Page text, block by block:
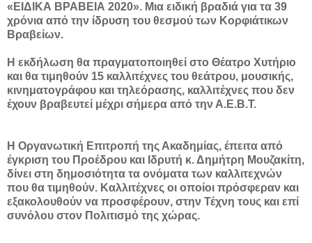
«ΕΙΔΙΚΑ ΒΡΑΒΕΙΑ 2020». Μια ειδική βραδιά για τα 39
χρόνια από την ίδρυση του θεσμού των Κορφιάτικων
Βραβείων.
Η εκδήλωση θα πραγματοποιηθεί στο Θέατρο Χυτήριο
και θα τιμηθούν 15 καλλιτέχνες του θεάτρου, μουσικής,
κινηματογράφου και τηλεόρασης, καλλιτέχνες που δεν
έχουν βραβευτεί μέχρι σήμερα από την Α.Ε.Β.Τ.
Η Οργανωτική Επιτροπή της Ακαδημίας, έπειτα από
έγκριση του Προέδρου και Ιδρυτή κ. Δημήτρη Μουζακίτη,
δίνει στη δημοσιότητα τα ονόματα των καλλιτεχνών
που θα τιμηθούν. Καλλιτέχνες οι οποίοι πρόσφεραν και
εξακολουθούν να προσφέρουν, στην Τέχνη τους και επί
συνόλου στον Πολιτισμό της χώρας.